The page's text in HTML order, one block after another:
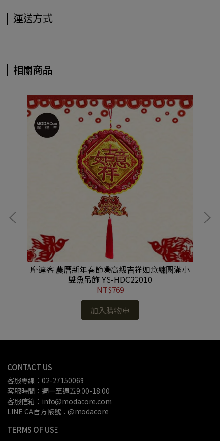
運送方式
相關商品
摩達客 農曆新年春節◉高級吉祥如意繡圓滿小
雙魚吊飾 YS-HDC22010
NT$769
加入購物車
CONTACT US
客服專線：02-27150069
客服時間：週一至週五9:00-18:00
客服信箱：info@modacore.com
LINE OA官方帳號：@modacore
TERMS OF USE